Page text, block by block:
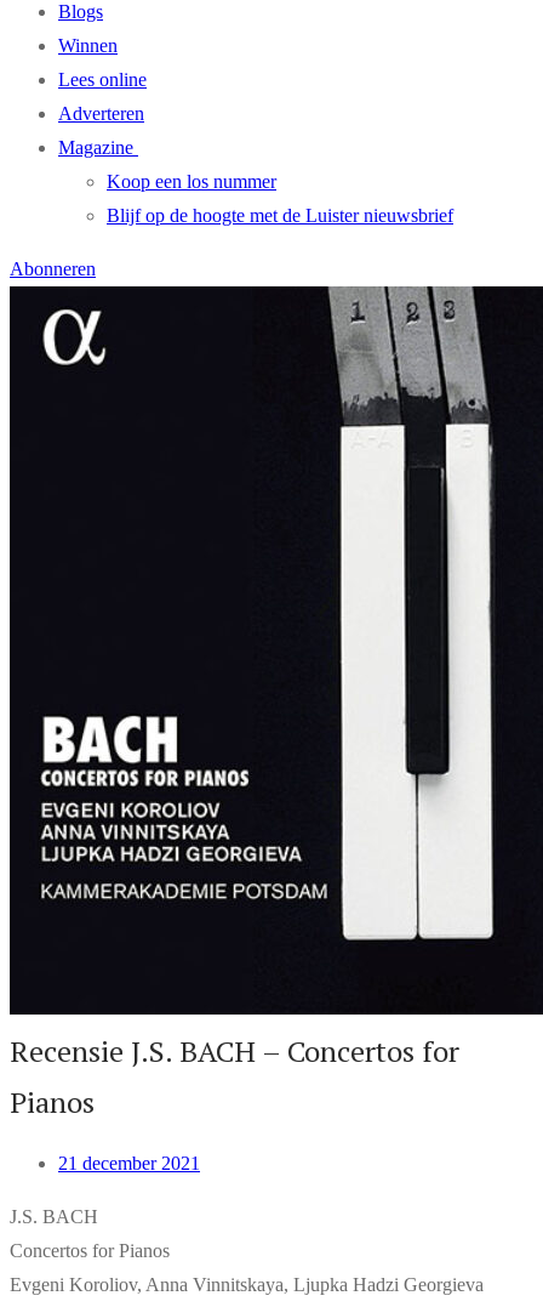
Blogs
Winnen
Lees online
Adverteren
Magazine
Koop een los nummer
Blijf op de hoogte met de Luister nieuwsbrief
Abonneren
Recensie J.S. BACH – Concertos for
Pianos
21 december 2021
J.S. BACH
Concertos for Pianos
Evgeni Koroliov, Anna Vinnitskaya, Ljupka Hadzi Georgieva